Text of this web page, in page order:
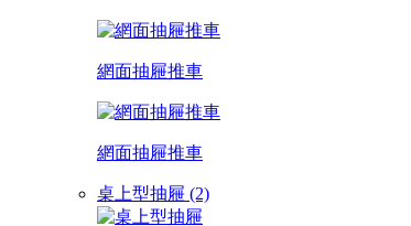
網面抽屜推車
網面抽屜推車
桌上型抽屜 (2)